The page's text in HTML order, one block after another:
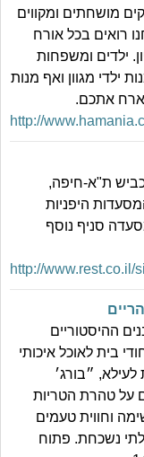
מושחתים ומקווים
רואים בכל אורח
ילדים ומשפחות
ילדי מגוון ואף מנות
אתכם.
http://
ת"א-חיפה,
היפניות
סניף נוסף
http://www.rest.co.il/
ההיסטוריים
בית לאוכל איכותי
״בורג׳
על טהרת הטריות
וחווית טעמים
נשכחת. פתוח